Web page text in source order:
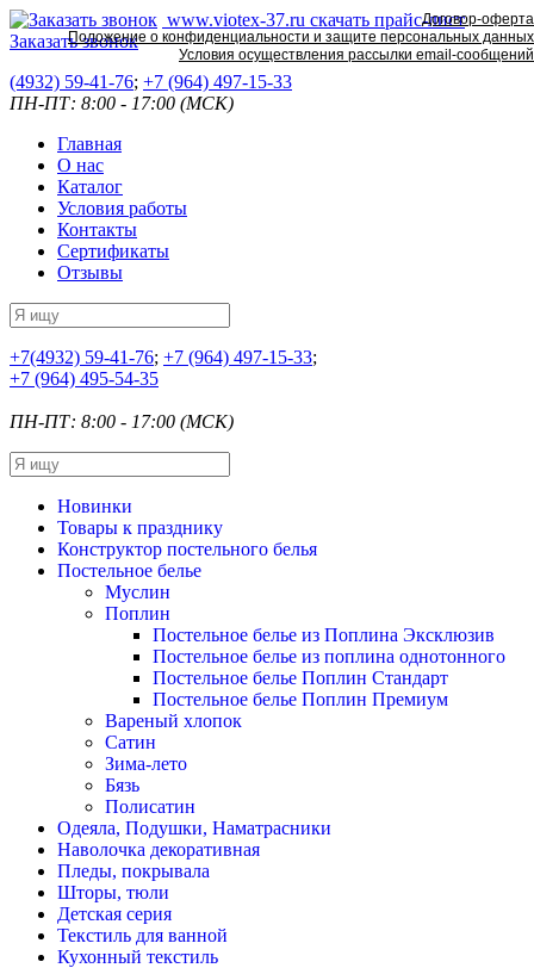
www.viotex-37.ru скачать прайс-лист
Заказать звонок
(4932) 59-41-76; +7 (964) 497-15-33
ПН-ПТ: 8:00 - 17:00 (МСК)
Главная
О нас
Каталог
Условия работы
Контакты
Сертификаты
Отзывы
+7(4932) 59-41-76; +7 (964) 497-15-33;
+7 (964) 495-54-35
ПН-ПТ: 8:00 - 17:00 (МСК)
Новинки
Товары к празднику
Конструктор постельного белья
Постельное белье
Муслин
Поплин
Постельное белье из Поплина Эксклюзив
Постельное белье из поплина однотонного
Постельное белье Поплин Стандарт
Постельное белье Поплин Премиум
Вареный хлопок
Сатин
Зима-лето
Бязь
Полисатин
Одеяла, Подушки, Наматрасники
Наволочка декоративная
Пледы, покрывала
Шторы, тюли
Детская серия
Текстиль для ванной
Кухонный текстиль
Договор-оферта
Положение о конфиденциальности и защите персональных данных
Условия осуществления рассылки email-сообщений